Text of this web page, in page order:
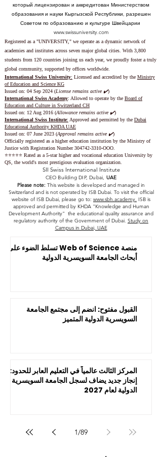
который лицензирован и аккредитован Министерством
образования и науки Кыргызской Республики, разрешен
Советом по образованию и культуре Швейцарии
www.swissuniversity.com
Registered as a "UNIVERSITY," we operate as a dynamic network of
academies and institutes across seven major global cities. With 3,800
students from 120 countries joining us each year, we proudly foster a truly
global community, supported by offices worldwide.
International Swiss University: Licensed and accredited by the Ministry
of Education and Science KG
Issued on: 04 Sep 2024 (License remains active ✔️)
International Swiss Academy: Allowed to operate by the Board of
Education and Culture in Switzerland CH
Issued on: 12 Aug 2016 (Allowance remains active ✔️)
International Swiss Institute: Approved and permitted by the Dubai
Educational Authority KHDA UAE
Issued on: 07 June 2023 (Approval remains active ✔️)
Officially registered as a higher education institution by the Ministry of
Justice with Registration Number304742-3310-OOO.
⭐️⭐️⭐️⭐️⭐️ Rated as a 5-star higher and vocational education University by
QS, the world's most prestigious evaluation organization.
SII Swiss International Institute
CEO Building DIP, Dubai, UAE
Please note: This website is developed and managed in
Switzerland and is not operated by ISB Dubai. To visit the official
website of ISB Dubai, please go to: www.sbh.academy. ISB is
approved and permitted by KHDA "Knowledge and Human
Development Authority" the educational quality assurance and
regulatory authority of the Government of Dubai. Study on
Campus in Dubai, UAE
منصة Web of Science تسلط الضوء على
أبحاث الجامعة السويسرية الدولية
القبول مفتوح: انضم إلى مجتمع الجامعة
السويسرية الدولية المتميز
المركز الثالث عالمياً في التعليم العابر للحدود:
إنجاز جديد يضاف لسجل الجامعة السويسرية
الدولية لعام 2027
1/89